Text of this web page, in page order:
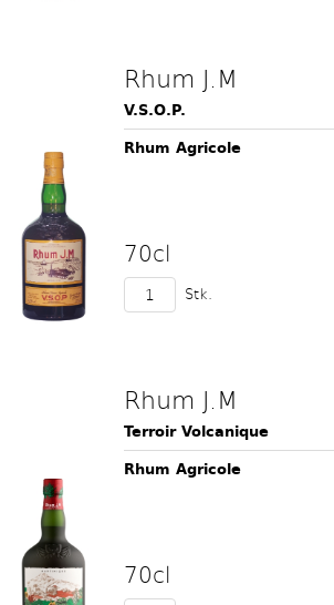
Rhum J.M
V.S.O.P.
Rhum Agricole
70cl
Stk.
Rhum J.M
Terroir Volcanique
Rhum Agricole
70cl